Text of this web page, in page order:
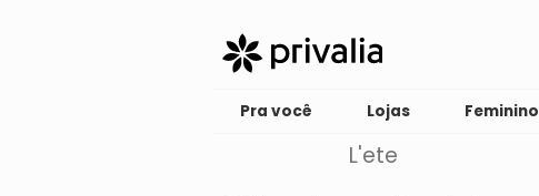
Pra você Lojas Feminino
L'ete